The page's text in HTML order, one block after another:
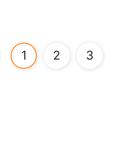
1 2 3